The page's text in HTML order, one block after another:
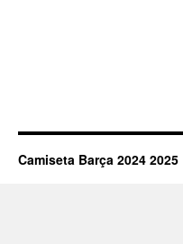
Camiseta Barça 2024 2025